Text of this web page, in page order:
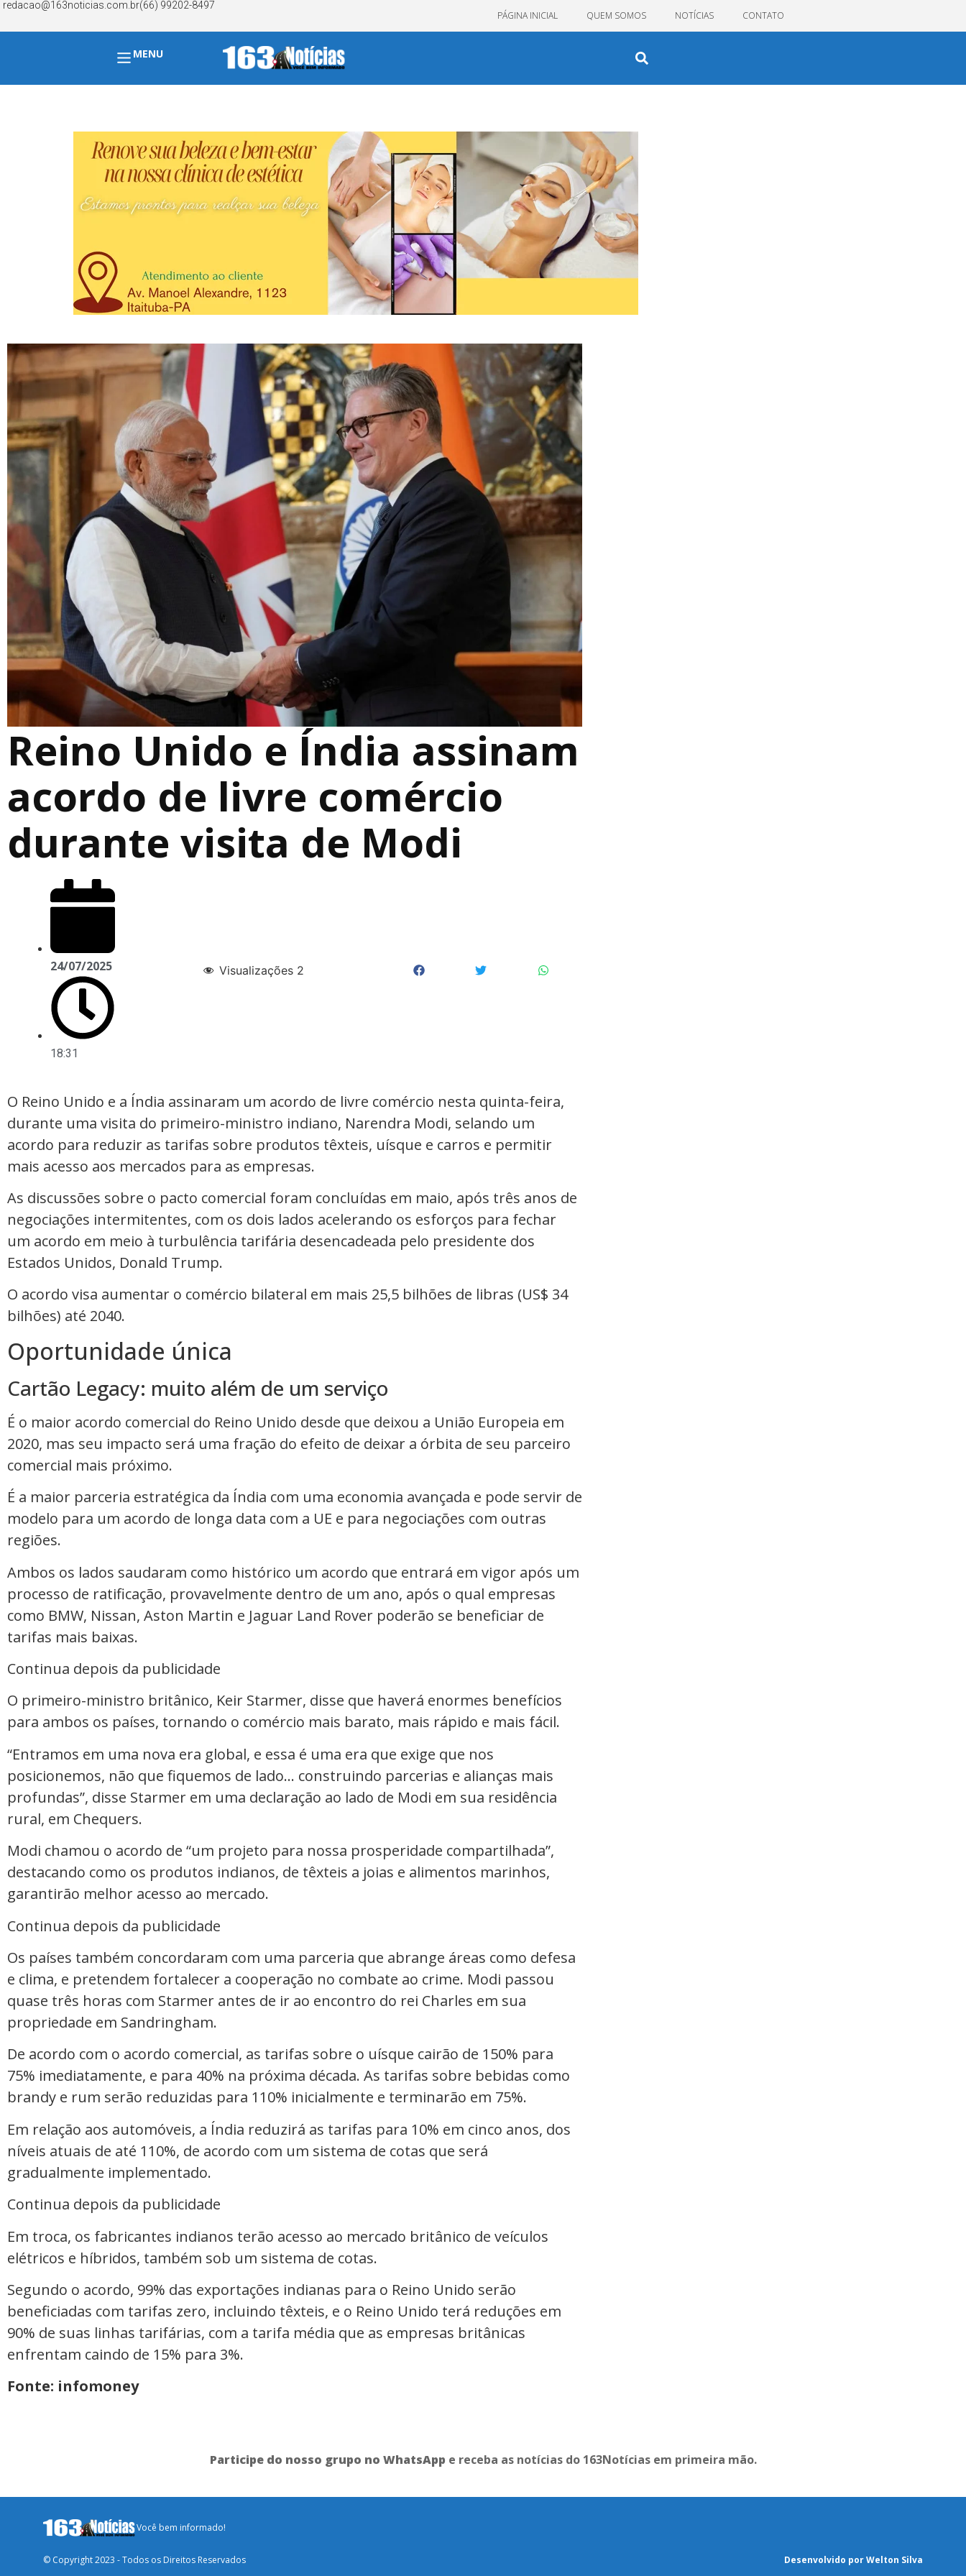
redacao@163noticias.com.br(66) 99202-8497
PÁGINA INICIAL QUEM SOMOS NOTÍCIAS CONTATO
MENU
Reino Unido e Índia assinam
acordo de livre comércio
durante visita de Modi
24/07/2025
18:31
Visualizações 2
O Reino Unido e a Índia assinaram um acordo de livre comércio nesta quinta-feira,
durante uma visita do primeiro-ministro indiano, Narendra Modi, selando um
acordo para reduzir as tarifas sobre produtos têxteis, uísque e carros e permitir
mais acesso aos mercados para as empresas.
As discussões sobre o pacto comercial foram concluídas em maio, após três anos de
negociações intermitentes, com os dois lados acelerando os esforços para fechar
um acordo em meio à turbulência tarifária desencadeada pelo presidente dos
Estados Unidos, Donald Trump.
O acordo visa aumentar o comércio bilateral em mais 25,5 bilhões de libras (US$ 34
bilhões) até 2040.
Oportunidade única
Cartão Legacy: muito além de um serviço
É o maior acordo comercial do Reino Unido desde que deixou a União Europeia em
2020, mas seu impacto será uma fração do efeito de deixar a órbita de seu parceiro
comercial mais próximo.
É a maior parceria estratégica da Índia com uma economia avançada e pode servir de
modelo para um acordo de longa data com a UE e para negociações com outras
regiões.
Ambos os lados saudaram como histórico um acordo que entrará em vigor após um
processo de ratificação, provavelmente dentro de um ano, após o qual empresas
como BMW, Nissan, Aston Martin e Jaguar Land Rover poderão se beneficiar de
tarifas mais baixas.
Continua depois da publicidade
O primeiro-ministro britânico, Keir Starmer, disse que haverá enormes benefícios
para ambos os países, tornando o comércio mais barato, mais rápido e mais fácil.
“Entramos em uma nova era global, e essa é uma era que exige que nos
posicionemos, não que fiquemos de lado… construindo parcerias e alianças mais
profundas”, disse Starmer em uma declaração ao lado de Modi em sua residência
rural, em Chequers.
Modi chamou o acordo de “um projeto para nossa prosperidade compartilhada”,
destacando como os produtos indianos, de têxteis a joias e alimentos marinhos,
garantirão melhor acesso ao mercado.
Continua depois da publicidade
Os países também concordaram com uma parceria que abrange áreas como defesa
e clima, e pretendem fortalecer a cooperação no combate ao crime. Modi passou
quase três horas com Starmer antes de ir ao encontro do rei Charles em sua
propriedade em Sandringham.
De acordo com o acordo comercial, as tarifas sobre o uísque cairão de 150% para
75% imediatamente, e para 40% na próxima década. As tarifas sobre bebidas como
brandy e rum serão reduzidas para 110% inicialmente e terminarão em 75%.
Em relação aos automóveis, a Índia reduzirá as tarifas para 10% em cinco anos, dos
níveis atuais de até 110%, de acordo com um sistema de cotas que será
gradualmente implementado.
Continua depois da publicidade
Em troca, os fabricantes indianos terão acesso ao mercado britânico de veículos
elétricos e híbridos, também sob um sistema de cotas.
Segundo o acordo, 99% das exportações indianas para o Reino Unido serão
beneficiadas com tarifas zero, incluindo têxteis, e o Reino Unido terá reduções em
90% de suas linhas tarifárias, com a tarifa média que as empresas britânicas
enfrentam caindo de 15% para 3%.
Fonte: infomoney
Participe do nosso grupo no WhatsApp e receba as notícias do 163Notícias em primeira mão.
Você bem informado!
© Copyright 2023 - Todos os Direitos Reservados Desenvolvido por Welton Silva